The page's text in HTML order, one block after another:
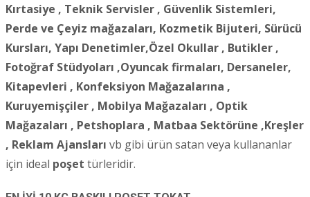
Kırtasiye , Teknik Servisler , Güvenlik Sistemleri,
Perde ve Çeyiz mağazaları, Kozmetik Bijuteri, Sürücü
Kursları, Yapı Denetimler,Özel Okullar , Butikler ,
Fotoğraf Stüdyoları ,Oyuncak firmaları, Dersaneler,
Kitapevleri , Konfeksiyon Mağazalarına ,
Kuruyemişçiler , Mobilya Mağazaları , Optik
Mağazaları , Petshoplara , Matbaa Sektörüne ,Kreşler
, Reklam Ajansları vb gibi ürün satan veya kullananlar
için ideal poşet türleridir.